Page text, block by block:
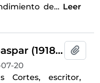
de… Leer
Gómez de la Serna, Gaspar (1918-1974)
07-20
Cortes, escritor,